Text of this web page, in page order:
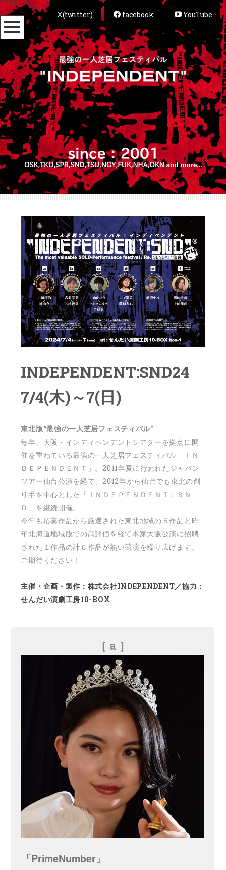
X(twitter) facebook YouTube
INDEPENDENT:SND24
7/4(木)～7(日)
東北版“最強の一人芝居フェスティバル”
毎年、大阪・インディペンデントシアターを拠点に開
催を重ねている最強の一人芝居フェスティバル「ＩＮ
ＤＥＰＥＮＤＥＮＴ」。2011年夏に行われたジャパン
ツアー仙台公演を経て、2012年から仙台でも東北の創
り手を中心とした「ＩＮＤＥＰＥＮＤＥＮＴ：ＳＮ
Ｄ」を継続開催。
今年も応募作品から厳選された東北地域の５作品と昨
年北海道地域版での高評価を経て本家大阪公演に招聘
された１作品の計６作品が熱い競演を繰り広げます。
ご期待ください！
主催・企画・製作：株式会社INDEPENDENT／協力：
せんだい演劇工房10-BOX
［ a ］
「PrimeNumber」